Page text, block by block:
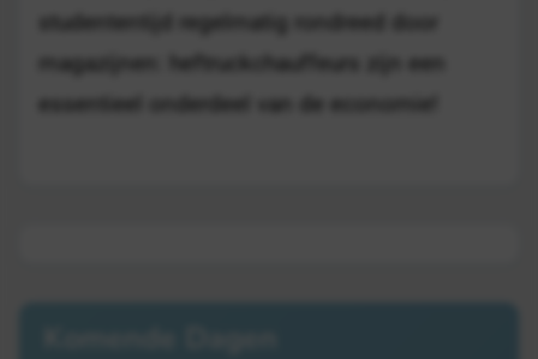
studententijd regelmatig rondreed door
magazijnen: heftruckchauffeurs zijn een
essentieel onderdeel van de economie!